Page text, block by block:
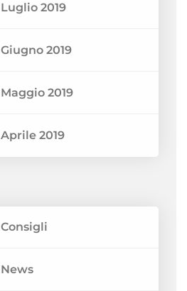
Luglio 2019
Giugno 2019
Maggio 2019
Aprile 2019
Consigli
News